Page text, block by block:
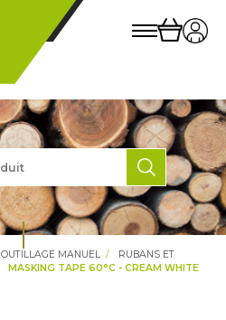
OUTILLAGE MANUEL
RUBANS ET
MASKING TAPE 60°C - CREAM WHITE